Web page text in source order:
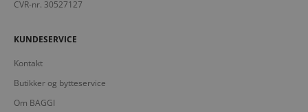
CVR-nr. 30527127
KUNDESERVICE
Kontakt
Butikker og bytteservice
Om BAGGI